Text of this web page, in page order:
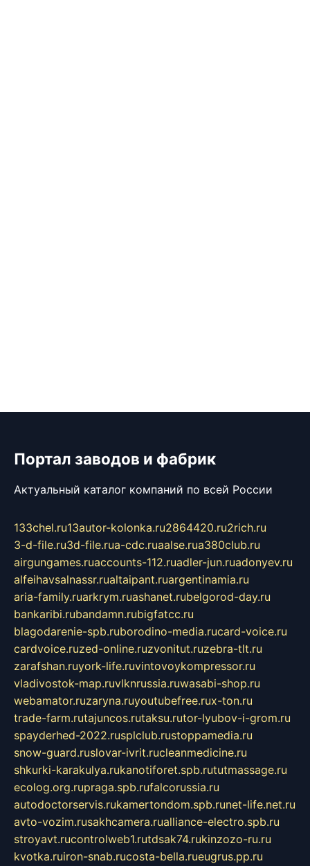
Портал заводов и фабрик
Актуальный каталог компаний по всей России
133chel.ru13autor-kolonka.ru2864420.ru2rich.ru
3-d-file.ru3d-file.rua-cdc.ruaalse.rua380club.ru
airgungames.ruaccounts-112.ruadler-jun.ruadonyev.ru
alfeihavsalnassr.rualtaipant.ruargentinamia.ru
aria-family.ruarkrym.ruashanet.rubelgorod-day.ru
bankaribi.rubandamn.rubigfatcc.ru
blagodarenie-spb.ruborodino-media.rucard-voice.ru
cardvoice.ruzed-online.ruzvonitut.ruzebra-tlt.ru
zarafshan.ruyork-life.ruvintovoykompressor.ru
vladivostok-map.ruvlknrussia.ruwasabi-shop.ru
webamator.ruzaryna.ruyoutubefree.rux-ton.ru
trade-farm.rutajuncos.rutaksu.rutor-lyubov-i-grom.ru
spayderhed-2022.rusplclub.rustoppamedia.ru
snow-guard.ruslovar-ivrit.rucleanmedicine.ru
shkurki-karakulya.rukanotiforet.spb.rututmassage.ru
ecolog.org.rupraga.spb.rufalcorussia.ru
autodoctorservis.rukamertondom.spb.runet-life.net.ru
avto-vozim.rusakhcamera.rualliance-electro.spb.ru
stroyavt.rucontrolweb1.rutdsak74.rukinzozo-ru.ru
kvotka.ruiron-snab.rucosta-bella.rueugrus.pp.ru